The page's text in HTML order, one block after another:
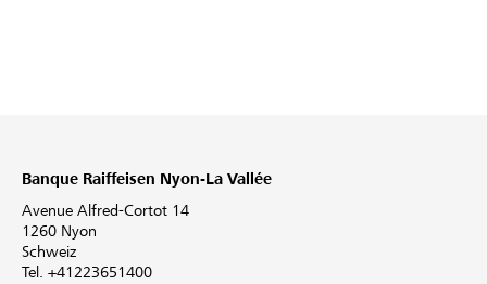
Banque Raiffeisen Nyon-La Vallée
Avenue Alfred-Cortot 14
1260 Nyon
Schweiz
Tel. +41223651400